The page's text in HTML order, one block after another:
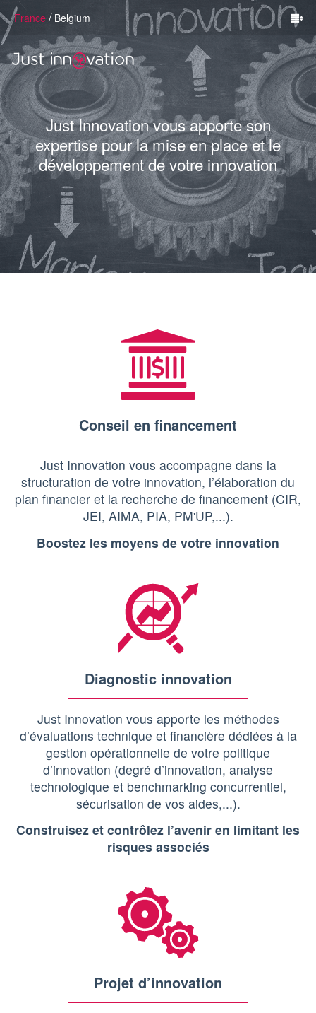
France / Belgium
Just Innovation vous apporte son
expertise pour la mise en place et le
développement de votre innovation
Conseil en financement
Just Innovation vous accompagne dans la
structuration de votre innovation, l’élaboration du
plan financier et la recherche de financement (CIR,
JEI, AIMA, PIA, PM'UP,...).
Boostez les moyens de votre innovation
Diagnostic innovation
Just Innovation vous apporte les méthodes
d’évaluations technique et financière dédiées à la
gestion opérationnelle de votre politique
d’innovation (degré d’innovation, analyse
technologique et benchmarking concurrentiel,
sécurisation de vos aides,...).
Construisez et contrôlez l’avenir en limitant les
risques associés
Projet d’innovation